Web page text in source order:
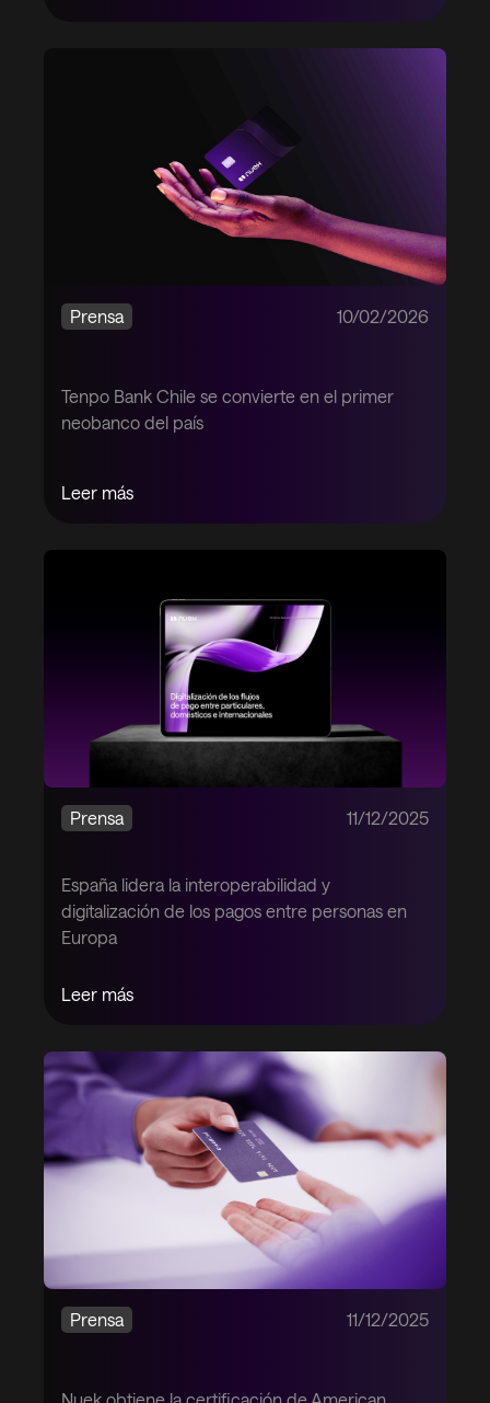
Prensa 10/02/2026
Tenpo Bank Chile se convierte en el primer
neobanco del país
Leer más
Prensa 11/12/2025
España lidera la interoperabilidad y
digitalización de los pagos entre personas en
Europa
Leer más
Prensa 11/12/2025
Nuek obtiene la certificación de American